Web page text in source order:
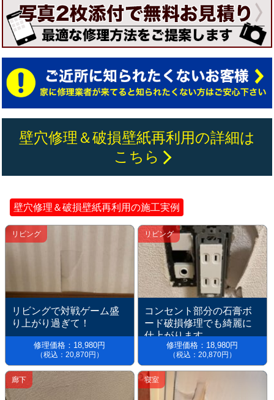
壁穴修理＆破損壁紙再利用の詳細は
こちら
壁穴修理＆破損壁紙再利用の施工実例
リビング
修理価格：18,980円
（税込：20,870円）
リビングで対戦ゲーム盛
り上がり過ぎて！
リビング
修理価格：18,980円
（税込：20,870円）
コンセント部分の石膏ボ
ード破損修理でも綺麗に
仕上がります。
廊下 寝室